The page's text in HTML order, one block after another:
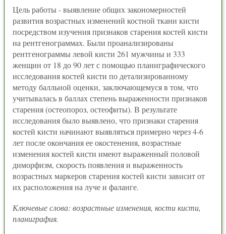
Цель работы - выявление общих закономерностей
развития возрастных изменений костной ткани кисти
посредством изучения признаков старения костей кисти
на рентгенограммах. Были проанализированы
рентгенограммы левой кисти 261 мужчины и 333
женщин от 18 до 90 лет с помощью планиграфического
исследования костей кисти по детализированному
методу балльной оценки, заключающемуся в том, что
учитывалась в баллах степень выраженности признаков
старения (остеопороз, остеофиты). В результате
исследования было выявлено, что признаки старения
костей кисти начинают выявляться примерно через 4-6
лет после окончания ее окостенения, возрастные
изменения костей кисти имеют выраженный половой
диморфизм, скорость появления и выраженность
возрастных маркеров старения костей кисти зависит от
их расположения на луче и фаланге.
Ключевые слова: возрастные изменения, кости кисти,
планиграфия.